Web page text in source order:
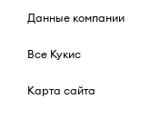
Данные компании
Все Кукис
Карта сайта